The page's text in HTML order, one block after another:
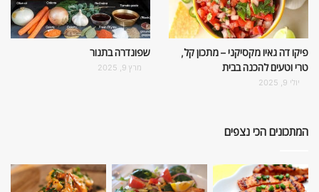
פיקו דה גאיו מקסיקני – מתכון קל,
טרי וטעים להכנה בבית
יולי 9, 2025
שפונדרה בתנור
מרץ 9, 2025
המתכונים הכי נצפים